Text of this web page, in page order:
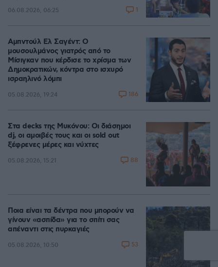
06.08.2026, 06:25 1
Αμπντούλ Ελ Σαγέντ: Ο
μουσουλμάνος γιατρός από το
Μίσιγκαν που κέρδισε το χρίσμα των
Δημοκρατικών, κόντρα στο ισχυρό
ισραηλινό λόμπι
05.08.2026, 19:24 186
Στα decks της Μυκόνου: Οι διάσημοι
dj, οι αμοιβές τους και οι sold out
ξέφρενες μέρες και νύχτες
05.08.2026, 15:21 88
Ποια είναι τα δέντρα που μπορούν να
γίνουν «ασπίδα» για το σπίτι σας
απέναντι στις πυρκαγιές
05.08.2026, 10:50 53